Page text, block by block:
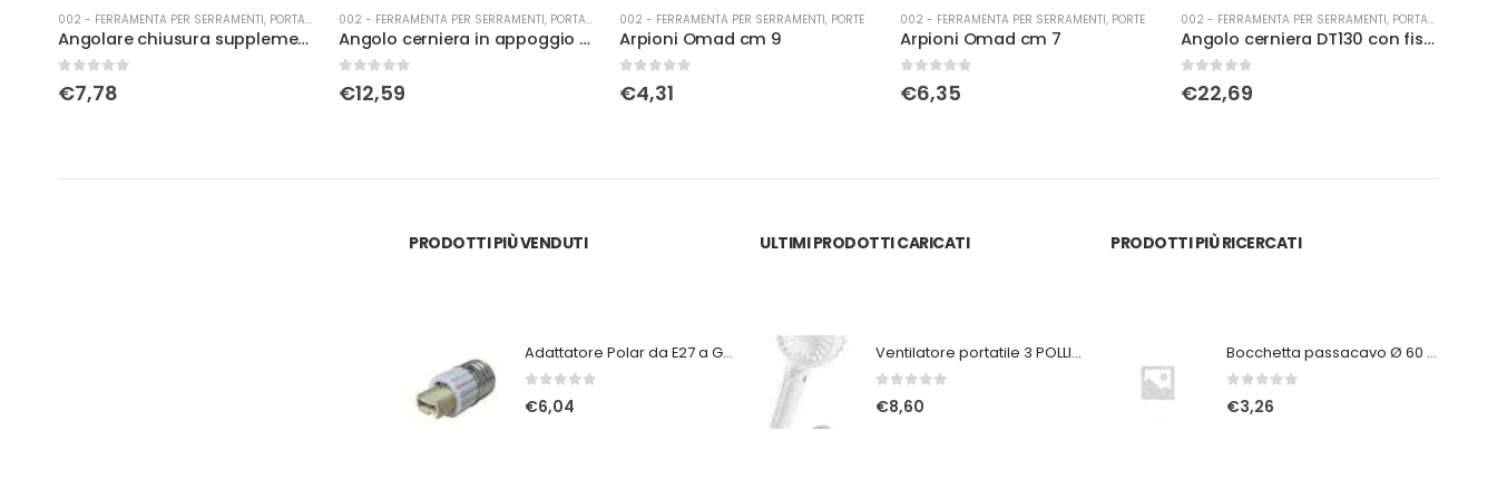
002 - FERRAMENTA PER SERRAMENTI, PORTA-FINESTRA
Angolo cerniera in appoggio con fissaggio battuta dx argento aria 4
Su 5
€12,59
002 - FERRAMENTA PER SERRAMENTI, PORTE
Arpioni Omad cm 9
Su 5
€4,31
002 - FERRAMENTA PER SERRAMENTI, PORTE
Arpioni Omad cm 7
Su 5
€6,35
002 - FERRAMENTA PER SERRAMENTI, PORTA-FINESTRA
Su 5
€22,69
002 - FERRAMENTA PER SERRAMENTI, SCURETTI
Acc. per catenaccio romano INF/DX SUP/SX neri
Su 5
€6,61
PRODOTTI PIÙ VENDUTI
Adattatore Polar da E27 a GU9
Su 5
€6,04
ULTIMI PRODOTTI CARICATI
Ventilatore portatile 3 POLLICI ricaricabile bianco
Su 5
€8,60
PRODOTTI PIÙ RICERCATI
Bocchetta passacavo Ø 60 grigio scuro
Su 5
€3,26